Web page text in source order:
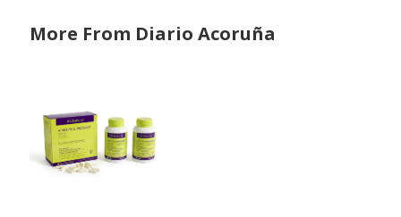
More From Diario Acoruña